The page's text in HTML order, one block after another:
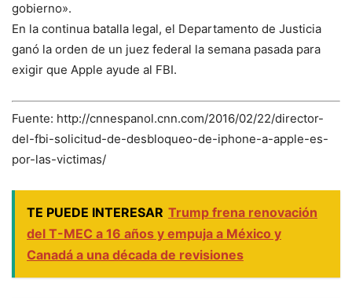
gobierno».
En la continua batalla legal, el Departamento de Justicia
ganó la orden de un juez federal la semana pasada para
exigir que Apple ayude al FBI.
Fuente: http://cnnespanol.cnn.com/2016/02/22/director-
del-fbi-solicitud-de-desbloqueo-de-iphone-a-apple-es-
por-las-victimas/
TE PUEDE INTERESAR Trump frena renovación
del T-MEC a 16 años y empuja a México y
Canadá a una década de revisiones